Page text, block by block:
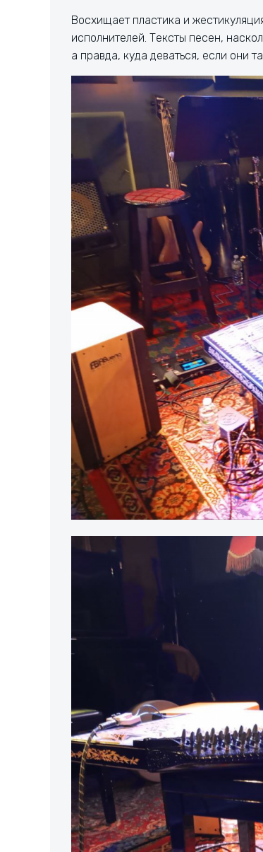
Восхищает пластика и
исполнителей. Тексты песен,
а правда, куда деваться, если они